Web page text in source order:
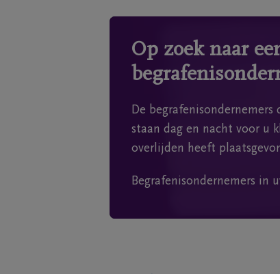
Op zoek naar
De
staan dag en nacht voor u
overlijden heeft
Begrafenisondernemers in